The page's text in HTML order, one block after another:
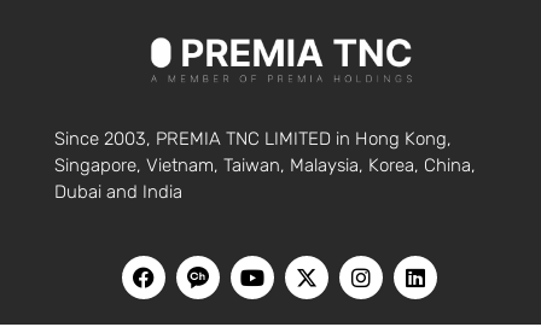
Since 2003, PREMIA TNC LIMITED in Hong Kong,
Singapore, Vietnam, Taiwan, Malaysia, Korea, China,
Dubai and India